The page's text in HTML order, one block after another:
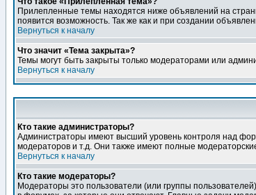
Прилепленные темы находятся ниже объявлений на
появится возможность. Так же как и при создании
Вернуться к началу
Что значит «Тема закрыта»?
Темы могут быть закрыты только модераторами или
Вернуться к началу
Кто такие администраторы?
Администраторы имеют высший уровень контроля над
модераторов и т.д. Они также имеют полные
Вернуться к началу
Кто такие модераторы?
Модераторы это пользователи (или группы